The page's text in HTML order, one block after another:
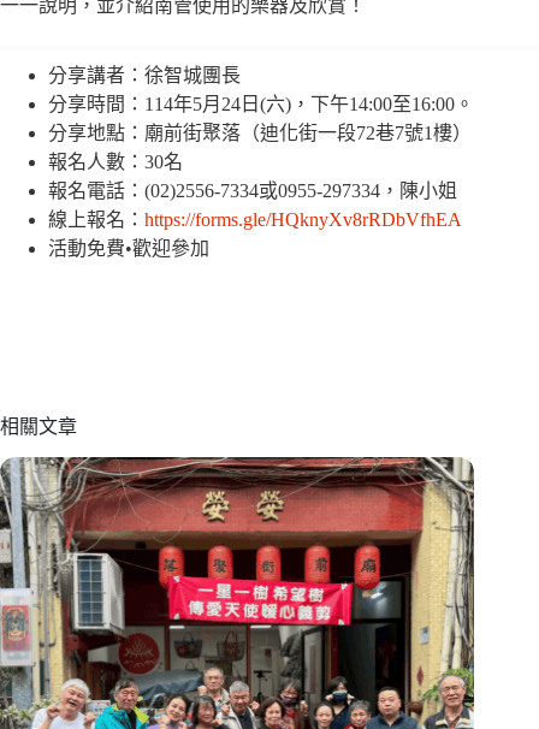
一一說明，並介紹南管使用的樂器及欣賞！
分享講者：徐智城團長
分享時間：114年5月24日(六)，下午14:00至16:00。
分享地點：廟前街聚落（迪化街一段72巷7號1樓）
報名人數：30名
報名電話：(02)2556-7334或0955-297334，陳小姐
線上報名： https://forms.gle/HQknyXv8rRDbVfhEA
活動免費•歡迎參加
相關文章